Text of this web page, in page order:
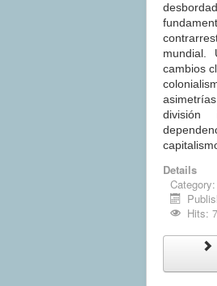
mundial.
cambios
división
Details
Category:
Hits: